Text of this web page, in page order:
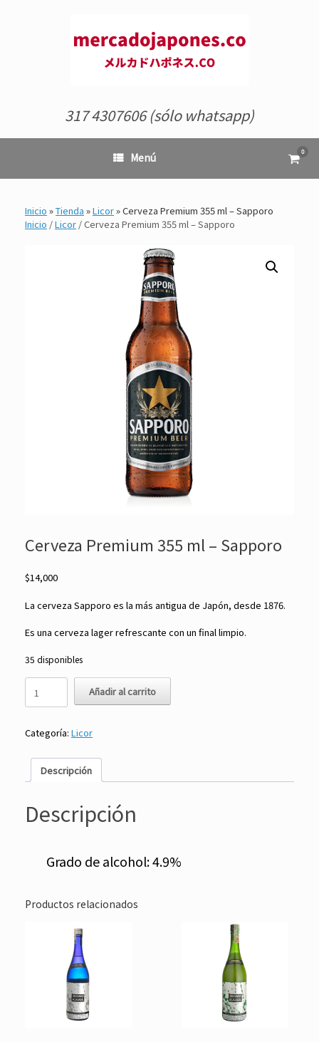
317 4307606 (sólo whatsapp)
Menú Ver
el
0
Inicio »Tienda »Licor»Cerveza Premium 355 ml – Sapporo
Inicio /Licor / Cerveza Premium 355 ml – Sapporo
Cerveza Premium 355 ml – Sapporo
$14,000
La cerveza Sapporo es la más antigua de Japón, desde 1876.
Es una cerveza lager refrescante con un final limpio.
35 disponibles
Premium
355
-
cantidad
Añadir al carrito
Categoría: Licor
Descripción
Descripción
Grado de alcohol: 4.9%
Productos relacionados